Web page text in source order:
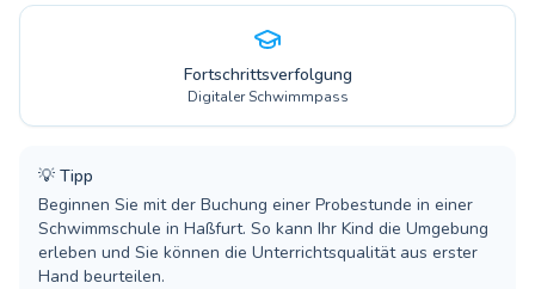
Fortschrittsverfolgung
Digitaler Schwimmpass
💡 Tipp
Beginnen Sie mit der Buchung einer Probestunde in einer
Schwimmschule in Haßfurt. So kann Ihr Kind die Umgebung
erleben und Sie können die Unterrichtsqualität aus erster
Hand beurteilen.